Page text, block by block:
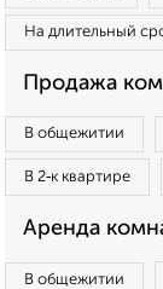
На длительный
Продажа
В общежитии
В 2‑к квартире
Аренда
В общежитии